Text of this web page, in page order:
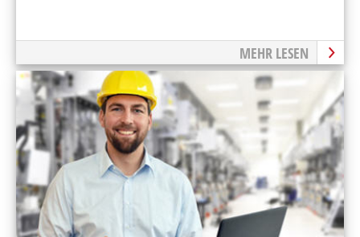
MEHR LESEN